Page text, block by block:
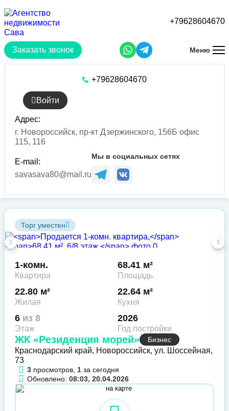
основному
содержанию
Заказать звонок
+79628604670
Меню
+79628604670
Войти
Адрес:
г. Новороссийск, пр-кт Дзержинского, 156Б офис
115, 116
E-mail:
savasava80@mail.ru
Мы в социальных сетях
Торг уместен
1-комн.
Квартира
68.41 м²
Площадь
22.80 м²
Жилая
22.64 м²
Кухня
6 из 8
Этаж
2026
Год постройки
ЖК «Резиденция морей» Бизнес
Краснодарский край, Новороссийск, ул. Шоссейная,
73
3 просмотров, 1 за сегодня
Обновлено: 08:03, 20.04.2026